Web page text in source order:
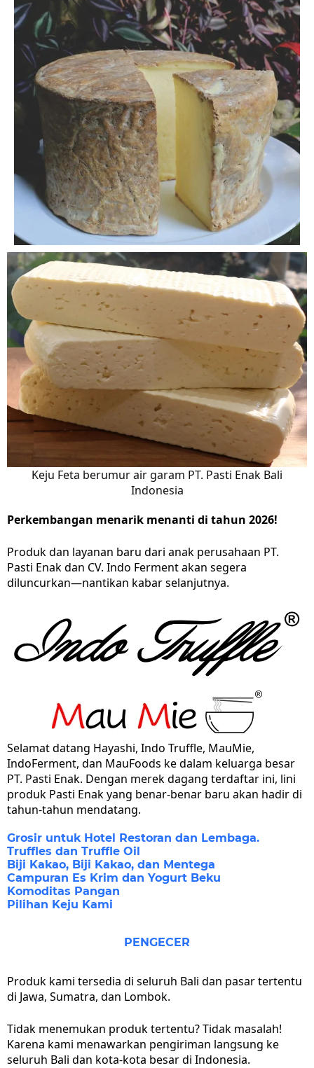
Keju Feta berumur air garam PT. Pasti Enak Bali
Indonesia
Perkembangan menarik menanti di tahun 2026!
Produk dan layanan baru dari anak perusahaan PT.
Pasti Enak dan CV. Indo Ferment akan segera
diluncurkan—nantikan kabar selanjutnya.
Selamat datang Hayashi, Indo Truffle, MauMie,
IndoFerment, dan MauFoods ke dalam keluarga besar
PT. Pasti Enak. Dengan merek dagang terdaftar ini, lini
produk Pasti Enak yang benar-benar baru akan hadir di
tahun-tahun mendatang.
Grosir untuk Hotel Restoran dan Lembaga.
Truffles dan Truffle Oil
Biji Kakao, Biji Kakao, dan Mentega
Campuran Es Krim dan Yogurt Beku
Komoditas Pangan
Pilihan Keju Kami
PENGECER
Produk kami tersedia di seluruh Bali dan pasar tertentu
di Jawa, Sumatra, dan Lombok.
Tidak menemukan produk tertentu? Tidak masalah!
Karena kami menawarkan pengiriman langsung ke
seluruh Bali dan kota-kota besar di Indonesia.